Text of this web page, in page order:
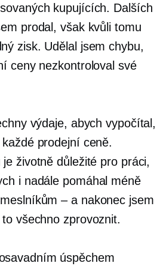
kupujících. Dalších
prodal, však kvůli tomu
zisk. Udělal jsem chybu,
ceny nezkontroloval své
výdaje, abych vypočítal,
prodejní ceně.
životně důležité pro práci,
i nadále pomáhal méně
– a nakonec jsem
všechno zprovoznit.
úspěchem